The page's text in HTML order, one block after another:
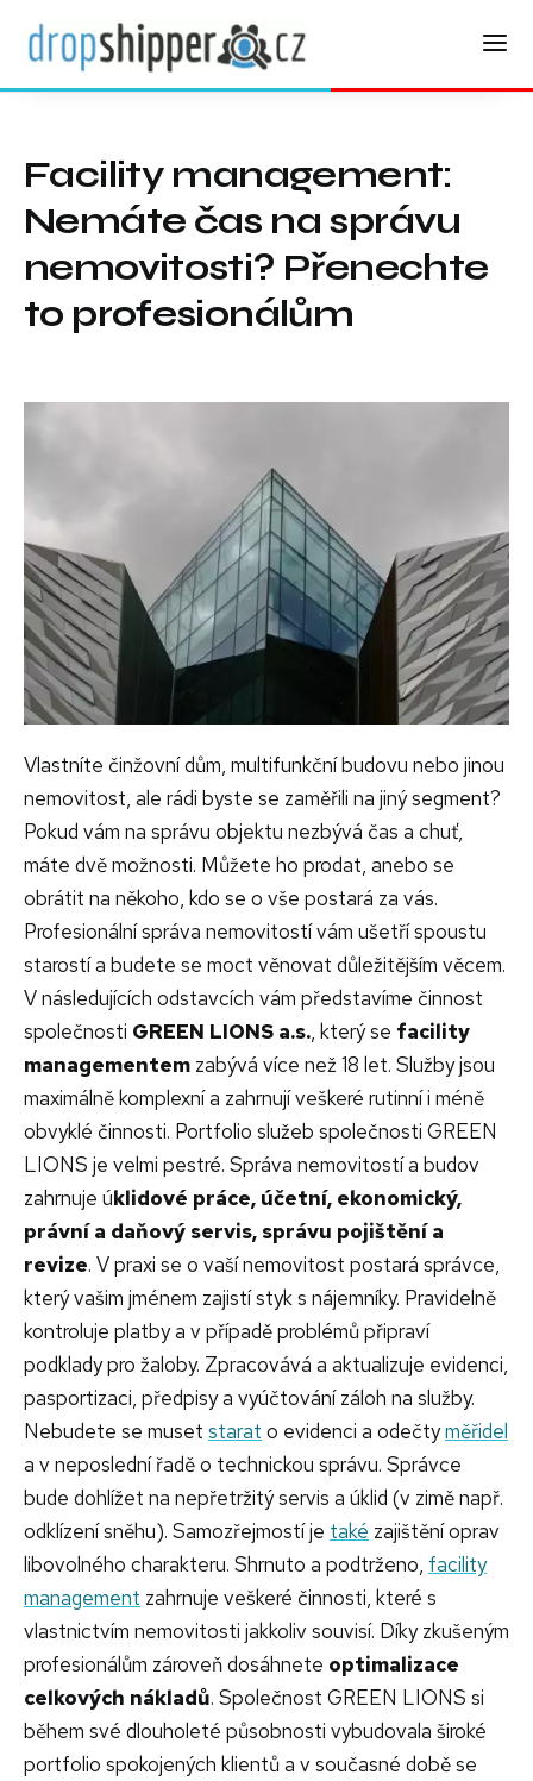
Facility management:
Nemáte čas na správu
nemovitosti? Přenechte
to profesionálům
Vlastníte činžovní dům, multifunkční budovu nebo jinou
nemovitost, ale rádi byste se zaměřili na jiný segment?
Pokud vám na správu objektu nezbývá čas a chuť,
máte dvě možnosti. Můžete ho prodat, anebo se
obrátit na někoho, kdo se o vše postará za vás.
Profesionální správa nemovitostí vám ušetří spoustu
starostí a budete se moct věnovat důležitějším věcem.
V následujících odstavcích vám představíme činnost
společnosti GREEN LIONS a.s., který se facility
managementem zabývá více než 18 let. Služby jsou
maximálně komplexní a zahrnují veškeré rutinní i méně
obvyklé činnosti. Portfolio služeb společnosti GREEN
LIONS je velmi pestré. Správa nemovitostí a budov
zahrnuje úklidové práce, účetní, ekonomický,
právní a daňový servis, správu pojištění a
revize. V praxi se o vaší nemovitost postará správce,
který vašim jménem zajistí styk s nájemníky. Pravidelně
kontroluje platby a v případě problémů připraví
podklady pro žaloby. Zpracovává a aktualizuje evidenci,
pasportizaci, předpisy a vyúčtování záloh na služby.
Nebudete se muset starat o evidenci a odečtyměřidel
a v neposlední řadě o technickou správu. Správce
bude dohlížet na nepřetržitý servis a úklid (v zimě např.
odklízení sněhu). Samozřejmostí je také zajištění oprav
libovolného charakteru. Shrnuto a podtrženo, facility
management zahrnuje veškeré činnosti, které s
vlastnictvím nemovitosti jakkoliv souvisí. Díky zkušeným
profesionálům zároveň dosáhnete optimalizace
celkových nákladů. Společnost GREEN LIONS si
během své dlouholeté působnosti vybudovala široké
portfolio spokojených klientů a v současné době se